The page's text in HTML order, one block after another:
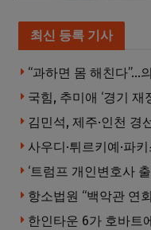
최신 등록 기사
“과하면 몸 해친다”…
김민석, 제주·인천 경
항소법원 “백악관 연
한인타운 6가 호바트